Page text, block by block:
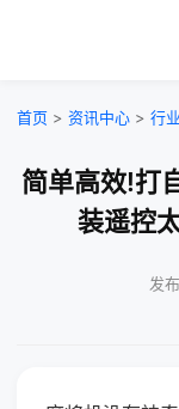
首页 > 资讯中心 > 行
简单高效!打
装遥控
发